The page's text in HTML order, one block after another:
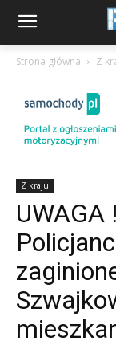
Strona główna Z
Z kraju
UWAGA